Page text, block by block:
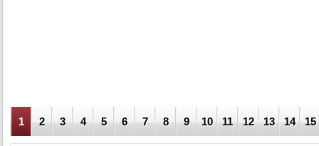
1 2 3 4 5 6 7 8 9 10 11 12 13 14 15